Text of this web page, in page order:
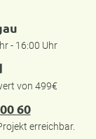
- 16:00 Uhr
von 499€
60
erreichbar.